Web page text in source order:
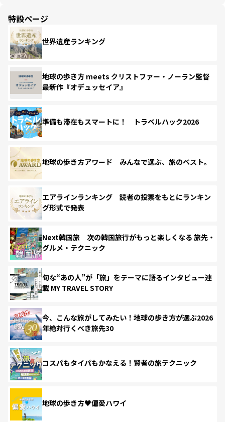
特設ページ
世界遺産ランキング
地球の歩き方 meets クリストファー・ノーラン監督
最新作『オデュッセイア』
準備も滞在もスマートに！ トラベルハック2026
地球の歩き方アワード みんなで選ぶ、旅のベスト。
エアラインランキング 読者の投票をもとにランキン
グ形式で発表
Next韓国旅 次の韓国旅行がもっと楽しくなる 旅先・
グルメ・テクニック
旬な“あの人”が「旅」をテーマに語るインタビュー連
載 MY TRAVEL STORY
今、こんな旅がしてみたい！地球の歩き方が選ぶ2026
年絶対行くべき旅先30
コスパもタイパもかなえる！賢者の旅テクニック
地球の歩き方♥偏愛ハワイ